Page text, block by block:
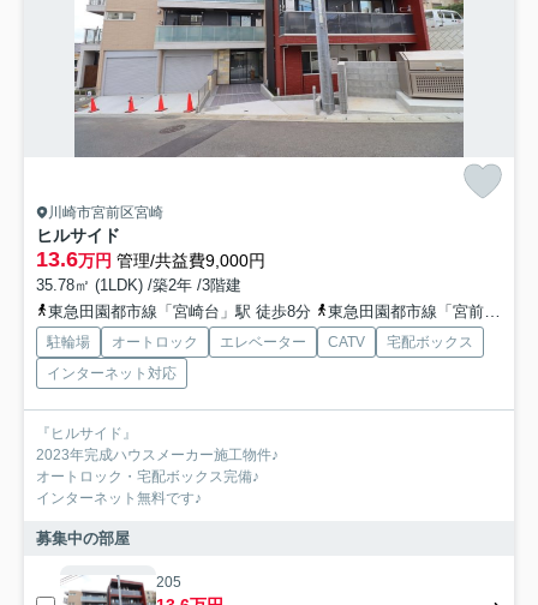
川崎市宮前区宮崎
ヒルサイド
13.6万円 管理/共益費9,000円
35.78㎡ (1LDK) /築2年 /3階建
東急田園都市線「宮崎台」駅 徒歩8分
東急田園都市線「宮前平」駅 徒歩15分
駐輪場 オートロック エレベーター CATV
宅配ボックス
インターネット対応
『ヒルサイド』
2023年完成ハウスメーカー施工物件♪
オートロック・宅配ボックス完備♪
インターネット無料です♪
募集中の部屋
205